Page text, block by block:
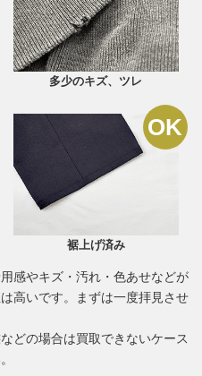
多少のキズ、ツレ
裾上げ済み
感やキズ・汚れ・色あせなどが
高いです。まずは一度拝見させ
どの場合は買取できないケース